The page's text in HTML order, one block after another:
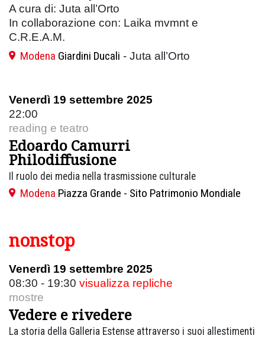
A cura di: Juta all’Orto
In collaborazione con: Laika mvmnt e
C.R.E.A.M.
Modena Giardini Ducali - Juta all’Orto
Venerdì 19 settembre 2025
22:00
reading e teatro
Edoardo Camurri
Philodiffusione
Il ruolo dei media nella trasmissione culturale
Modena Piazza Grande - Sito Patrimonio Mondiale
nonstop
Venerdì 19 settembre 2025
08:30 - 19:30 visualizza repliche
mostre
Vedere e rivedere
La storia della Galleria Estense attraverso i suoi allestimenti